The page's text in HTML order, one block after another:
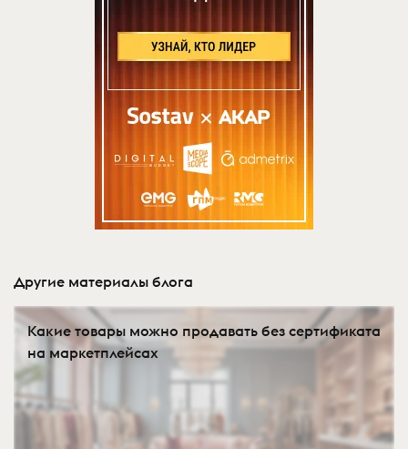
Другие материалы блога
Какие товары можно продавать без сертификата
на маркетплейсах